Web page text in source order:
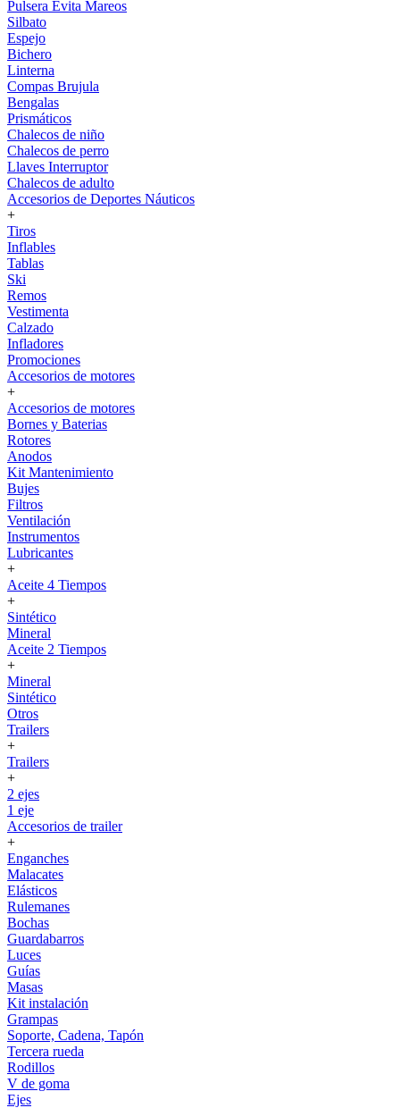
Pulsera Evita Mareos
Silbato
Espejo
Bichero
Linterna
Compas Brujula
Bengalas
Prismáticos
Chalecos de niño
Chalecos de perro
Llaves Interruptor
Chalecos de adulto
Accesorios de Deportes Náuticos
+
Tiros
Inflables
Tablas
Ski
Remos
Vestimenta
Calzado
Infladores
Promociones
Accesorios de motores
+
Accesorios de motores
Bornes y Baterias
Rotores
Anodos
Kit Mantenimiento
Bujes
Filtros
Ventilación
Instrumentos
Lubricantes
+
Aceite 4 Tiempos
+
Sintético
Mineral
Aceite 2 Tiempos
+
Mineral
Sintético
Otros
Trailers
+
Trailers
+
2 ejes
1 eje
Accesorios de trailer
+
Enganches
Malacates
Elásticos
Rulemanes
Bochas
Guardabarros
Luces
Guías
Masas
Kit instalación
Grampas
Soporte, Cadena, Tapón
Tercera rueda
Rodillos
V de goma
Ejes